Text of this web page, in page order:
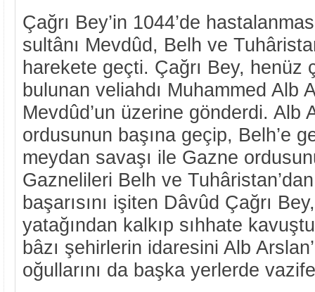
Çağrı Bey’in 1044’de
sultânı Mevdûd, Belh ve
harekete geçti. Çağrı Bey, henüz
bulunan veliahdı Muhammed Alb
Mevdûd’un üzerine gönderdi. Alb
ordusunun başına geçip, Belh’e
meydan savaşı ile Gazne
Gaznelileri Belh ve
başarısını işiten Dâvûd Çağrı
yatağından kalkıp sıhhate
bâzı şehirlerin idaresini Alb
oğullarını da başka yerlerde